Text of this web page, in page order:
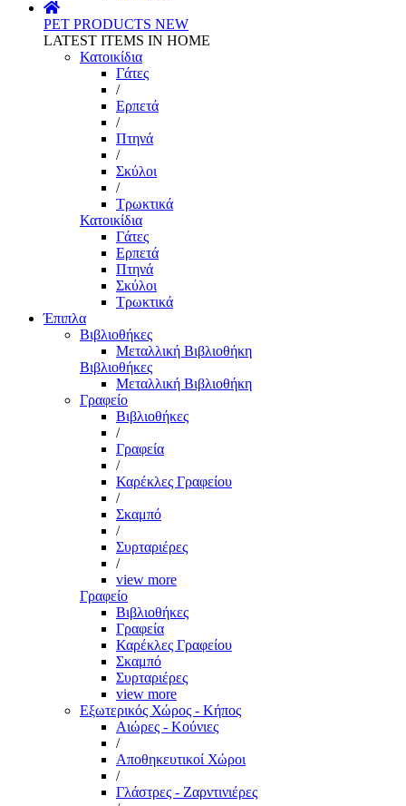
PET PRODUCTS NEW
LATEST ITEMS IN HOME
Κατοικίδια
Γάτες
/
Ερπετά
/
Πτηνά
/
Σκύλοι
/
Τρωκτικά
Κατοικίδια
Γάτες
Ερπετά
Πτηνά
Σκύλοι
Τρωκτικά
Έπιπλα
Βιβλιοθήκες
Μεταλλική Βιβλιοθήκη
Βιβλιοθήκες
Μεταλλική Βιβλιοθήκη
Γραφείο
Βιβλιοθήκες
/
Γραφεία
/
Καρέκλες Γραφείου
/
Σκαμπό
/
Συρταριέρες
/
view more
Γραφείο
Βιβλιοθήκες
Γραφεία
Καρέκλες Γραφείου
Σκαμπό
Συρταριέρες
view more
Εξωτερικός Χώρος - Κήπος
Αιώρες - Κούνιες
/
Αποθηκευτικοί Χώροι
/
Γλάστρες - Ζαρντινιέρες